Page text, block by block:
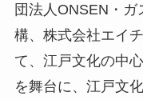
団法人ONSEN・
構、株式会社エイ
て、江戸文化の中
を舞台に、江戸文